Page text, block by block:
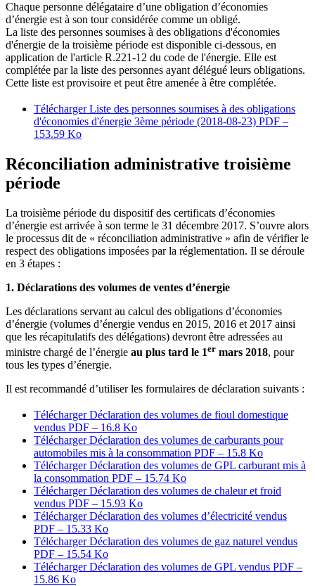
Chaque personne délégataire d’une obligation d’économies
d’énergie est à son tour considérée comme un obligé.
La liste des personnes soumises à des obligations d'économies
d'énergie de la troisième période est disponible ci-dessous, en
application de l'article R.221-12 du code de l'énergie. Elle est
complétée par la liste des personnes ayant délégué leurs obligations.
Cette liste est provisoire et peut être amenée à être complétée.
Télécharger Liste des personnes soumises à des obligations
d'économies d'énergie 3ème période (2018-08-23) PDF –
153.59 Ko
Réconciliation administrative troisième
période
La troisième période du dispositif des certificats d’économies
d’énergie est arrivée à son terme le 31 décembre 2017. S’ouvre alors
le processus dit de « réconciliation administrative » afin de vérifier le
respect des obligations imposées par la réglementation. Il se déroule
en 3 étapes :
1. Déclarations des volumes de ventes d’énergie
Les déclarations servant au calcul des obligations d’économies
d’énergie (volumes d’énergie vendus en 2015, 2016 et 2017 ainsi
que les récapitulatifs des délégations) devront être adressées au
ministre chargé de l’énergie au plus tard le 1er mars 2018, pour
tous les types d’énergie.
Il est recommandé d’utiliser les formulaires de déclaration suivants :
Télécharger Déclaration des volumes de fioul domestique
vendus PDF – 16.8 Ko
Télécharger Déclaration des volumes de carburants pour
automobiles mis à la consommation PDF – 15.8 Ko
Télécharger Déclaration des volumes de GPL carburant mis à
la consommation PDF – 15.74 Ko
Télécharger Déclaration des volumes de chaleur et froid
vendus PDF – 15.93 Ko
Télécharger Déclaration des volumes d’électricité vendus
PDF – 15.33 Ko
Télécharger Déclaration des volumes de gaz naturel vendus
PDF – 15.54 Ko
Télécharger Déclaration des volumes de GPL vendus PDF –
15.86 Ko